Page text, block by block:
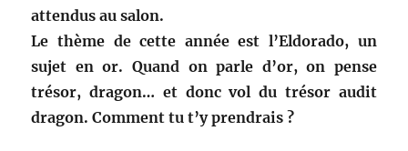
attendus au salon.
Le thème de cette année est l’Eldorado, un
sujet en or. Quand on parle d’or, on pense
trésor, dragon… et donc vol du trésor audit
dragon. Comment tu t’y prendrais ?